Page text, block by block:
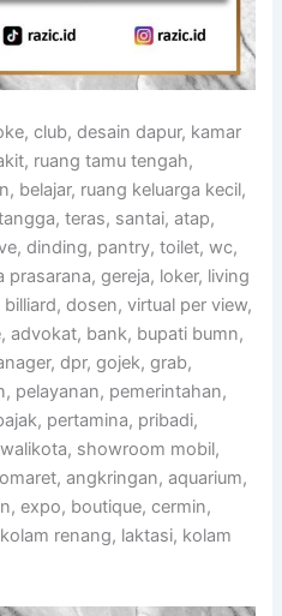
club, desain dapur, kamar
ruang tamu tengah,
belajar, ruang keluarga kecil,
teras, santai, atap,
dinding, pantry, toilet, wc,
gereja, loker, living
dosen, virtual per view,
advokat, bank, bupati bumn,
dpr, gojek, grab,
pelayanan, pemerintahan,
pertamina, pribadi,
showroom mobil,
angkringan, aquarium,
expo, boutique, cermin,
renang, laktasi, kolam